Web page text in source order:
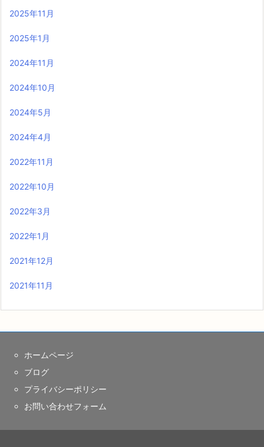
2025年11月
2025年1月
2024年11月
2024年10月
2024年5月
2024年4月
2022年11月
2022年10月
2022年3月
2022年1月
2021年12月
2021年11月
ホームページ
ブログ
プライバシーポリシー
お問い合わせフォーム